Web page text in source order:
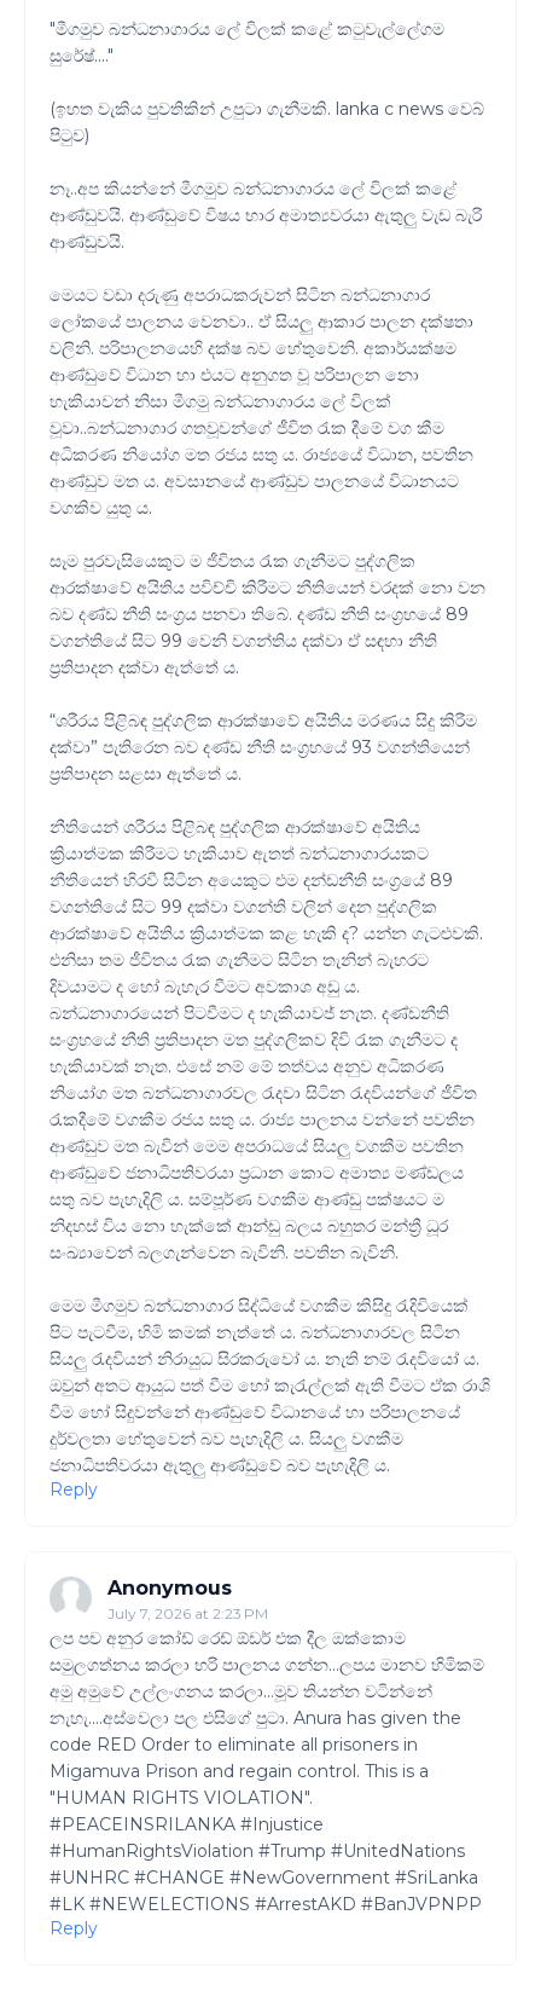
"මීගමුව බන්ධනාගාරය ලේ විලක් කළේ කටුවැල්ලේගම
සුරේෂ්...."
(ඉහත වැකිය පුවතිකින් උපුටා ගැනීමකි. lanka c news වෙබ්
පිටුව)
නෑ..අප කියන්නේ මීගමුව බන්ධනාගාරය ලේ විලක් කළේ
ආණ්ඩුවයි. ආණ්ඩුවේ විෂය භාර අමාත්‍යවරයා ඇතුලු වැඩ බැරි
ආණ්ඩුවයි.
මෙයට වඩා දරුණු අපරාධකරුවන් සිටින බන්ධනාගාර
ලෝකයේ පාලනය වෙනවා.. ඒ සියලු ආකාර පාලන දක්ෂතා
වලිනි. පරිපාලනයෙහි දක්ෂ බව හේතුවෙනි. අකාර්යක්ෂම
ආණ්ඩුවේ විධාන හා එයට අනුගත වූ පරිපාලන නො
හැකියාවන් නිසා මීගමු බන්ධනාගාරය ලේ විලක්
වූවා..බන්ධනාගාර ගතවූවන්ගේ ජීවිත රැක දීමේ වග කීම
අධිකරණ නියෝග මත රජය සතු ය. රාජ්‍යයේ විධාන, පවතින
ආණ්ඩුව මත ය. අවසානයේ ආණ්ඩුව පාලනයේ විධානයට
වගකිව යුතු ය.
සෑම පුරවැසියෙකුට ම ජීවිතය රැක ගැනීමට පුද්ගලික
ආරක්ෂාවේ අයිතිය පවිච්චි කිරීමට නීතියෙන් වරදක් නො වන
බව දණ්ඩ නීති සංග්‍රය පනවා තිබේ. දණ්ඩ නීති සංග්‍රහයේ 89
වගන්තියේ සිට 99 වෙනි වගන්තිය දක්වා ඒ සඳහා නීති
ප්‍රතිපාදන දක්වා ඇත්තේ ය.
“ශරීරය පිළිබඳ පුද්ගලික ආරක්ෂාවේ අයිතිය මරණය සිදු කිරීම
දක්වා” පැතිරෙන බව දණ්ඩ නීති සංග්‍රහයේ 93 වගන්තියෙන්
ප්‍රතිපාදන සළසා ඇත්තේ ය.
නීතියෙන් ශරීරය පිළිබඳ පුද්ගලික ආරක්ෂාවේ අයිතිය
ක්‍රියාත්මක කිරීමට හැකියාව ඇතත් බන්ධනාගාරයකට
නීතියෙන් හිරවී සිටින අයෙකුට එම දන්ඩනීති සංග්‍රයේ 89
වගන්තියේ සිට 99 දක්වා වගන්ති වලින් දෙන පුද්ගලික
ආරක්ෂාවේ අයිතිය ක්‍රියාත්මක කළ හැකි ද? යන්න ගැටළුවකි.
එනිසා තම ජීවිතය රැක ගැනීමට සිටින තැනින් බැහරට
දිවයාමට ද හෝ බැහැර වීමට අවකාශ අඩු ය.
බන්ධනාගාරයෙන් පිටවීමට ද හැකියාවජ් නැත. දණ්ඩනීති
සංග්‍රහයේ නීති ප්‍රතිපාදන මත පුද්ගලිකව දිවි රැක ගැනීමට ද
හැකියාවක් නැත. එසේ නම් මේ තත්වය අනුව අධිකරණ
නියෝග මත බන්ධනාගාරවල රැදවා සිටින රැදවියන්ගේ ජීවිත
රැකදීමේ වගකීම රජය සතු ය. රාජ්‍ය පාලනය වන්නේ පවතින
ආණ්ඩුව මත බැවින් මෙම අපරාධයේ සියලු වගකීම පවතින
ආණ්ඩුවේ ජනාධිපතිවරයා ප්‍රධාන කොට අමාත්‍ය මණ්ඩලය
සතු බව පැහැදිලි ය. සම්පූර්ණ වගකීම ආණ්ඩු පක්ෂයට ම
නිදහස් විය නො හැක්කේ ආන්ඩු බලය බහුතර මන්ත්‍රී ධූර
සංඛ්‍යාවෙන් බලගැන්වෙන බැවිනි. පවතින බැවිනි.
මෙම මීගමුව බන්ධනාගාර සිද්ධියේ වගකීම කිසිදු රැදිවියෙක්
පිට පැටවීම, හිමි කමක් නැත්තේ ය. බන්ධනාගාරවල සිටින
සියලු රැදවියන් නිරායුධ සිරකරුවෝ ය. නැති නම් රැදවියෝ ය.
ඔවුන් අතට ආයුධ පත් වීම හෝ කැරැල්ලක් ඇති වීමට ඒක රාශි
වීම හෝ සිදුවන්නේ ආණ්ඩුවේ විධානයේ හා පරිපාලනයේ
දුර්වලතා හේතුවෙන් බව පැහැදිලි ය. සියලු වගකීම
ජනාධිපතිවරයා ඇතුලු ආණ්ඩුවේ බව පැහැදිලි ය.
Reply
Anonymous
July 7, 2026 at 2:23 PM
ලප පච අනුර කෝඩ් රෙඩ් ඕඩර් එක දීල ඔක්කොම
සමුලගත්නය කරලා හරි පාලනය ගන්න...ලපය මානව හිමිකම්
අමු අමුවේ උල්ලංගනය කරලා...මූව තියන්න වටින්නේ
නැහැ....අස්වෙලා පල එසිගේ පුටා. Anura has given the
code RED Order to eliminate all prisoners in
Migamuva Prison and regain control. This is a
"HUMAN RIGHTS VIOLATION".
#PEACEINSRILANKA #Injustice
#HumanRightsViolation #Trump #UnitedNations
#UNHRC #CHANGE #NewGovernment #SriLanka
#LK #NEWELECTIONS #ArrestAKD #BanJVPNPP
Reply